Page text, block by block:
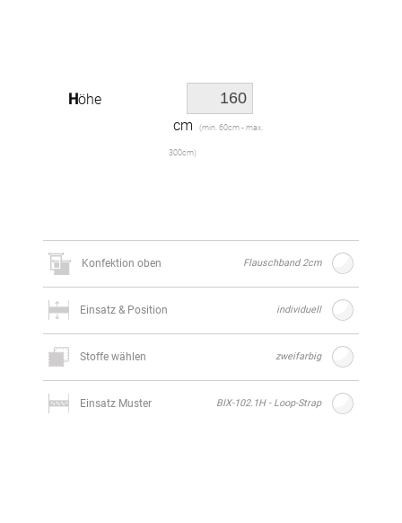
Höhe
cm
(min. 60cm - max.
300cm)
Konfektion oben Flauschband 2cm
Einsatz & Position individuell
Stoffe wählen zweifarbig
Einsatz Muster BIX-102.1H - Loop-Strap